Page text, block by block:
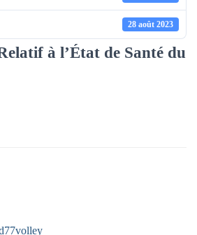
28 août 2023
à l’État de Santé du